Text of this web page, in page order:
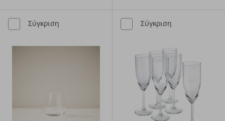
Σύγκριση Σύγκριση